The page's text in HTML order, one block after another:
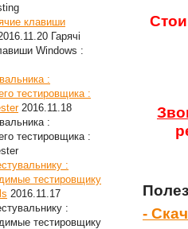
клавиши
Гарячі
Windows :
:
тестировщика :
2016.11.18
:
тестировщика :
:
тестировщику
2016.11.17
:
тестировщику
-